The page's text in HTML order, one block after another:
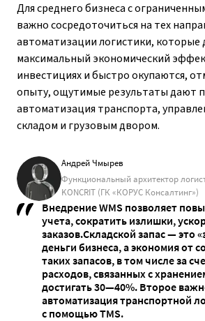
Для среднего бизнеса с
важно сосредоточиться на тех
автоматизации логистики, которые
максимальный экономический
инвестициях и быстро окупаются,
опыту, ощутимые результаты дают
автоматизация транспорта,
складом и грузовым двором.
Андрей Чмырев
Функциональный архитектор
KONCRIT (ГК «КОРУС Консалтинг»)
Внедрение WMS позволяет
учета, сократить излишки,
заказов.Складской запас — это
деньги бизнеса, а экономия от
таких запасов, в том числе за
расходов, связанных с
достигать 30—40%. Второе
автоматизация транспортной
с помощью TMS.